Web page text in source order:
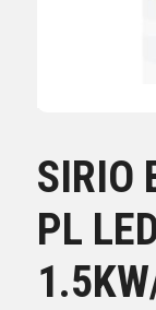
SIRIO
PL